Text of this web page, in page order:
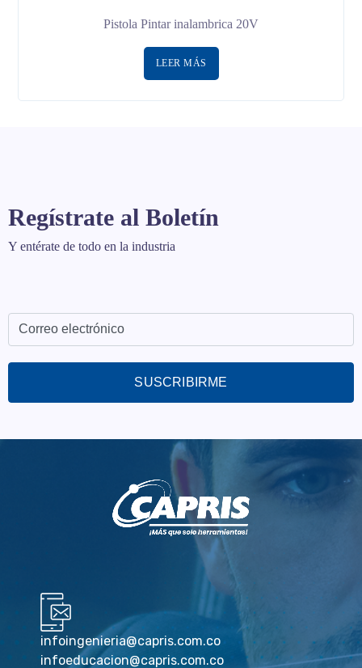
Pistola Pintar inalambrica 20V
LEER MÁS
Regístrate al Boletín
Y entérate de todo en la industria
SUSCRIBIRME
infoingenieria@capris.com.co
infoeducacion@capris.com.co